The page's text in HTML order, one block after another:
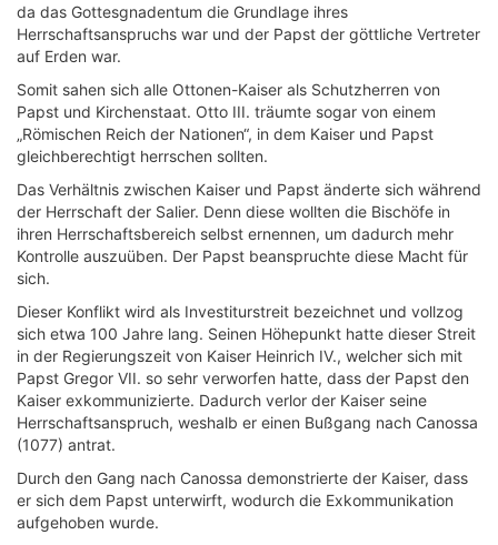
da das Gottesgnadentum die Grundlage ihres
Herrschaftsanspruchs war und der Papst der göttliche Vertreter
auf Erden war.
Somit sahen sich alle Ottonen-Kaiser als Schutzherren von
Papst und Kirchenstaat. Otto III. träumte sogar von einem
„Römischen Reich der Nationen“, in dem Kaiser und Papst
gleichberechtigt herrschen sollten.
Das Verhältnis zwischen Kaiser und Papst änderte sich während
der Herrschaft der Salier. Denn diese wollten die Bischöfe in
ihren Herrschaftsbereich selbst ernennen, um dadurch mehr
Kontrolle auszuüben. Der Papst beanspruchte diese Macht für
sich.
Dieser Konflikt wird als Investiturstreit bezeichnet und vollzog
sich etwa 100 Jahre lang. Seinen Höhepunkt hatte dieser Streit
in der Regierungszeit von Kaiser Heinrich IV., welcher sich mit
Papst Gregor VII. so sehr verworfen hatte, dass der Papst den
Kaiser exkommunizierte. Dadurch verlor der Kaiser seine
Herrschaftsanspruch, weshalb er einen Bußgang nach Canossa
(1077) antrat.
Durch den Gang nach Canossa demonstrierte der Kaiser, dass
er sich dem Papst unterwirft, wodurch die Exkommunikation
aufgehoben wurde.